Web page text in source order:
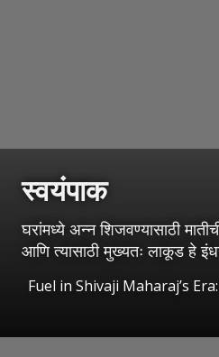
स्वयंपाक
घरांमध्ये अन्न शिजवण्यासाठी
आणि त्यासाठी मुख्यतः लाकूड हे
Fuel in Shivaji Maharaj’s